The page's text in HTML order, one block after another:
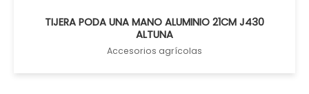
TIJERA PODA UNA MANO ALUMINIO 21CM J430
ALTUNA
Accesorios agrícolas